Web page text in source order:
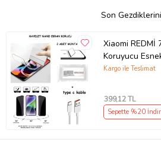
Son
Xiaomi REDMİ
Koruyucu Esnek MAT HAYALET +
Type C Kablo
Kargo ile Teslimat
399,12 TL
Sepette %20